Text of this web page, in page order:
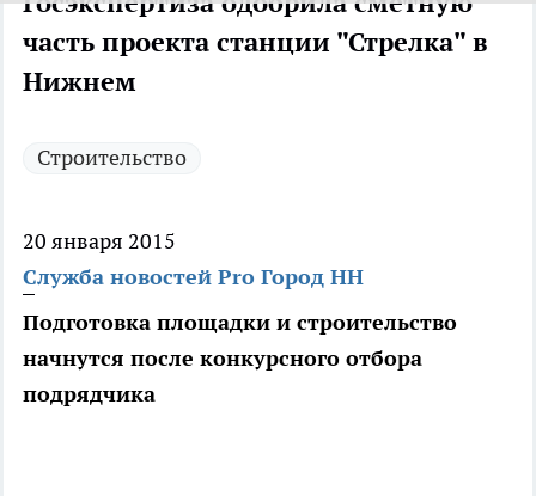
часть проекта станции "Стрелка" в
Нижнем
Строительство
20 января 2015
Служба новостей Pro Город НН
Подготовка площадки и строительство
начнутся после конкурсного отбора
подрядчика